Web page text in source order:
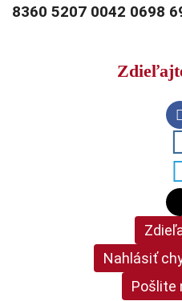
8360 5207 0042 0698
Nahlásiť
Pošlite